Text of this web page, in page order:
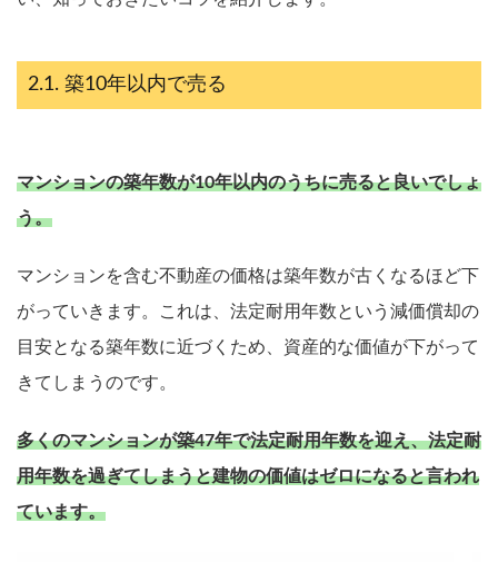
築10年以内で売る
マンションの築年数が10年以内のうちに売ると良いでしょ
う。
マンションを含む不動産の価格は築年数が古くなるほど下
がっていきます。これは、法定耐用年数という減価償却の
目安となる築年数に近づくため、資産的な価値が下がって
きてしまうのです。
多くのマンションが築47年で法定耐用年数を迎え、法定耐
用年数を過ぎてしまうと建物の価値はゼロになると言われ
ています。